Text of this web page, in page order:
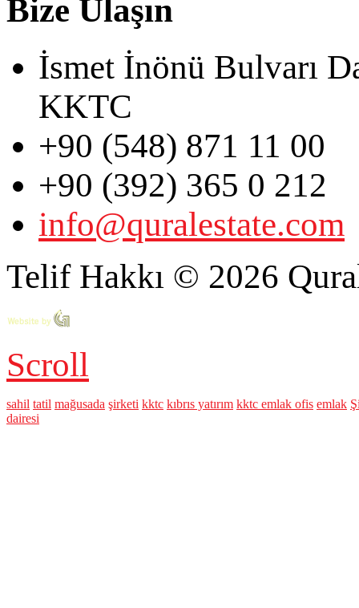
Bize Ulaşın
İsmet İnönü Bulvarı
KKTC
+90 (548) 871 11 00
+90 (392) 365 0 212
info@quralestate.com
Telif Hakkı © 2026
Scroll
sahil tatil mağusada şirketi kktc kıbrıs yatırım kktc emlak ofis emlak
dairesi